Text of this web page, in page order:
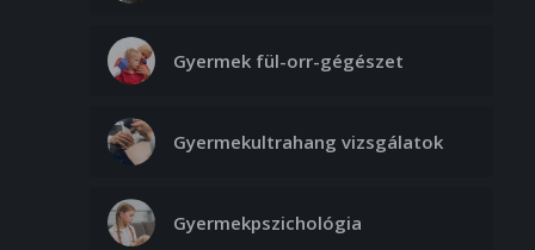
Gyermek fül-orr-gégészet
Gyermekultrahang vizsgálatok
Gyermekpszichológia